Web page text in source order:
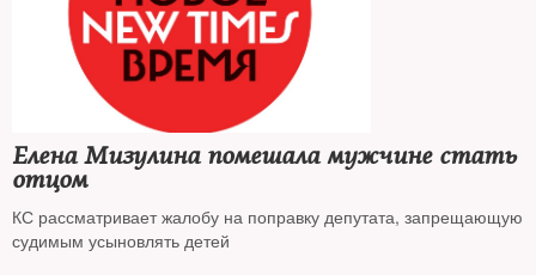
Елена Мизулина помешала мужчине стать
отцом
КС рассматривает жалобу на поправку депутата, запрещающую
судимым усыновлять детей